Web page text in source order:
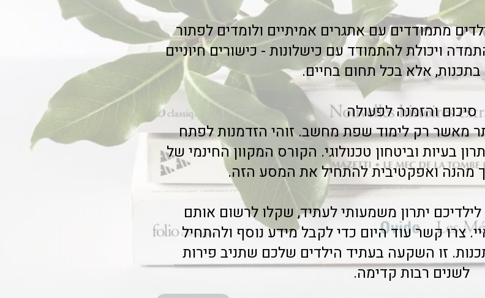
מתמודדים עם אתגרים אמיתיים ולומדים לפתור
ויכולת להתמודד עם כישלונות - כישורים חיוניים
אלא בכל תחום בחיים.
סיכום והזמנה לפעולה
מאשר רק לימוד שפת מחשב. זוהי הזדמנות לפתח
בעיות וביטחון טכנולוגי. הקורס המקוון החינמי של
מהנה ואפקטיבית להתחיל את המסע הזה.
יתרון משמעותי לעתיד, שקלו לרשום אותם
צרו קשר עוד היום כדי לקבל מידע נוסף ולהתחיל
זו השקעה בעתיד הילדים שלכם שתניב פירות
לשנים רבות קדימה.